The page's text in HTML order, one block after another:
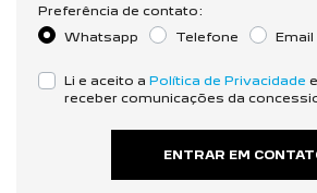
Preferência de contato:
Whatsapp
Telefone Email
Li e aceito a Política de Privacidade
receber comunicações da
ENTRAR EM